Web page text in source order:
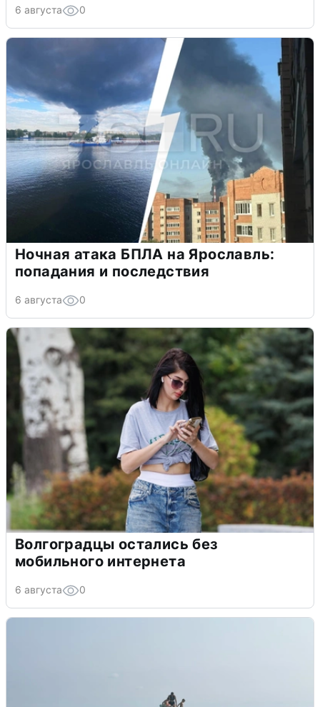
6 августа 0
Ночная атака БПЛА на Ярославль:
попадания и последствия
6 августа 0
Волгоградцы остались без
мобильного интернета
6 августа 0